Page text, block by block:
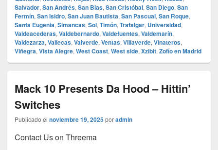
Salvador, San Andrés, San Blas, San Cristóbal, San Diego, San
Fermín, San Isidro, San Juan Bautista, San Pascual, San Roque,
Santa Eugenia, Simancas, Sol, Timón, Trafalgar, Universidad,
Valdeacederas, Valdebernardo, Valdefuentes, Valdemarín,
Valdezarza, Vallecas, Valverde, Ventas, Villaverde, Vinateros,
Viñegra, Vista Alegre, West Coast, West side, Xzibit, Zofío en Madrid
Mack 10 Presents Da Hood – Hittin’
Switches
Publicado el noviembre 19, 2025poradmin
Contact Us on Threema